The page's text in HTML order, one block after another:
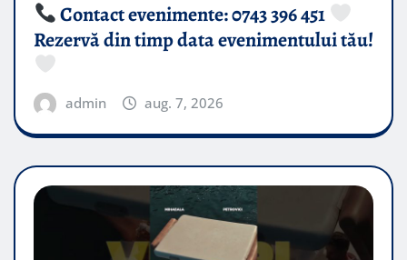
Contact evenimente: 0743 396 451
Rezervă din timp data evenimentului tău!
admin aug. 7, 2026